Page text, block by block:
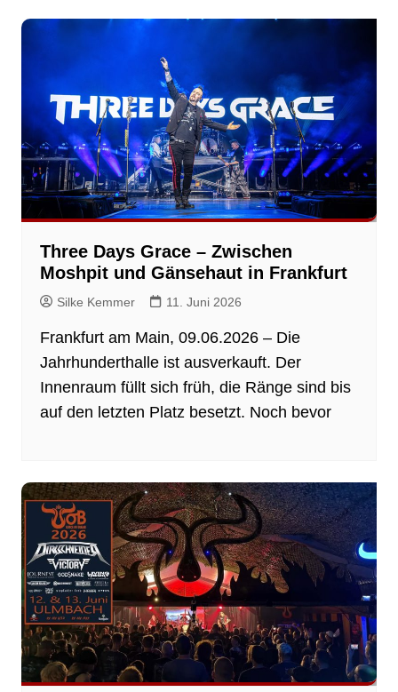
Three Days Grace – Zwischen
Moshpit und Gänsehaut in Frankfurt
Silke Kemmer 11. Juni 2026
Frankfurt am Main, 09.06.2026 – Die
Jahrhunderthalle ist ausverkauft. Der
Innenraum füllt sich früh, die Ränge sind bis
auf den letzten Platz besetzt. Noch bevor